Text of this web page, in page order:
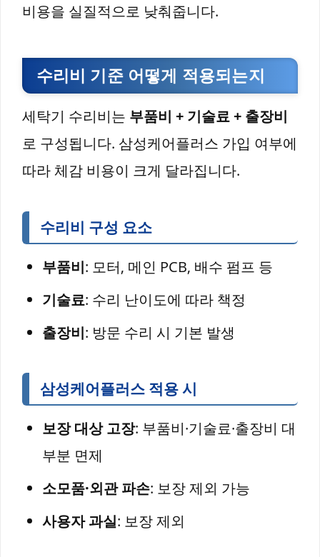
비용을 실질적으로 낮춰줍니다.
수리비 기준 어떻게 적용되는지
세탁기 수리비는 부품비 + 기술료 + 출장비
로 구성됩니다. 삼성케어플러스 가입 여부에
따라 체감 비용이 크게 달라집니다.
수리비 구성 요소
부품비: 모터, 메인 PCB, 배수 펌프 등
기술료: 수리 난이도에 따라 책정
출장비: 방문 수리 시 기본 발생
삼성케어플러스 적용 시
보장 대상 고장: 부품비·기술료·출장비 대
부분 면제
소모품·외관 파손: 보장 제외 가능
사용자 과실: 보장 제외